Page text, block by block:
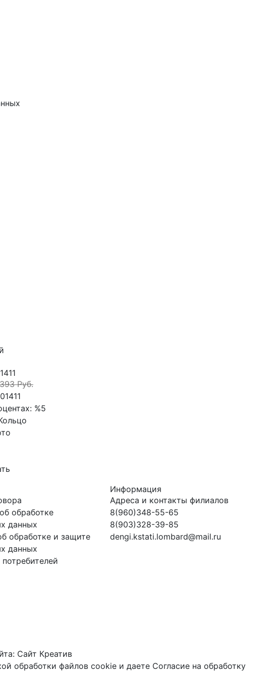
Руб.
%5
обработке
данных
обработке и защите
данных
Информация
Адреса и контакты филиалов
8(960)348-55-65
8(903)328-39-85
dengi.kstati.lombard@mail.ru
Сайт Креатив
обработки файлов cookie и даете Согласие на обработку